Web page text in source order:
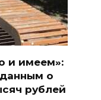
и имеем»:
о
рублей